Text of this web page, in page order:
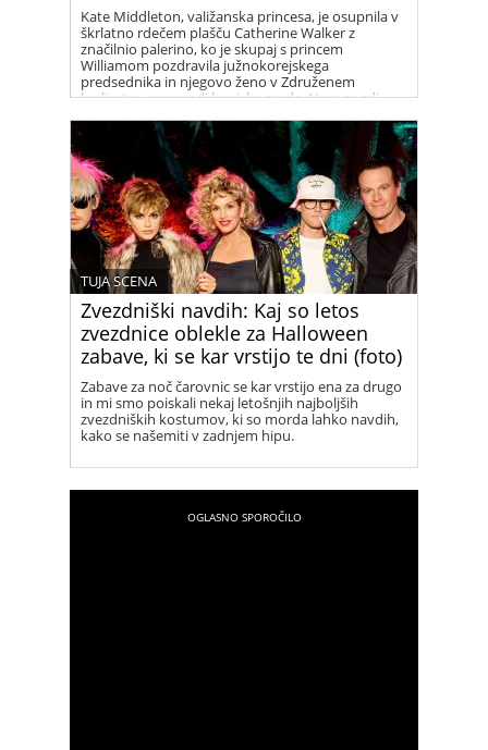
Kate Middleton, valižanska princesa, je osupnila v
škrlatno rdečem plašču Catherine Walker z
značilnio palerino, ko je skupaj s princem
Williamom pozdravila južnokorejskega
predsednika in njegovo ženo v Združenem
kraljestvu na paradi konjske garde. Nam se zdi
Zvezdniški navdih: Kaj so letos
zvezdnice oblekle za Halloween
zabave, ki se kar vrstijo te dni (foto)
TUJA SCENA
Zabave za noč čarovnic se kar vrstijo ena za drugo
in mi smo poiskali nekaj letošnjih najboljših
zvezdniških kostumov, ki so morda lahko navdih,
kako se našemiti v zadnjem hipu.